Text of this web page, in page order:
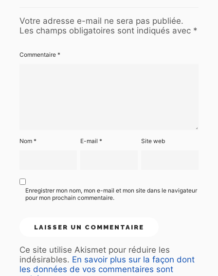
Votre adresse e-mail ne sera pas publiée.
Les champs obligatoires sont indiqués avec *
Commentaire *
Nom * E-mail* Site web
Enregistrer mon nom, mon e-mail et mon site dans le navigateur
pour mon prochain commentaire.
Ce site utilise Akismet pour réduire les
indésirables. En savoir plus sur la façon dont
les données de vos commentaires sont